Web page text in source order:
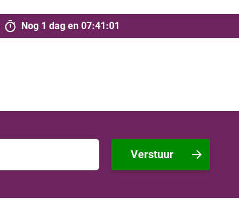
Nog 1 dag en 07:41:01
Verstuur